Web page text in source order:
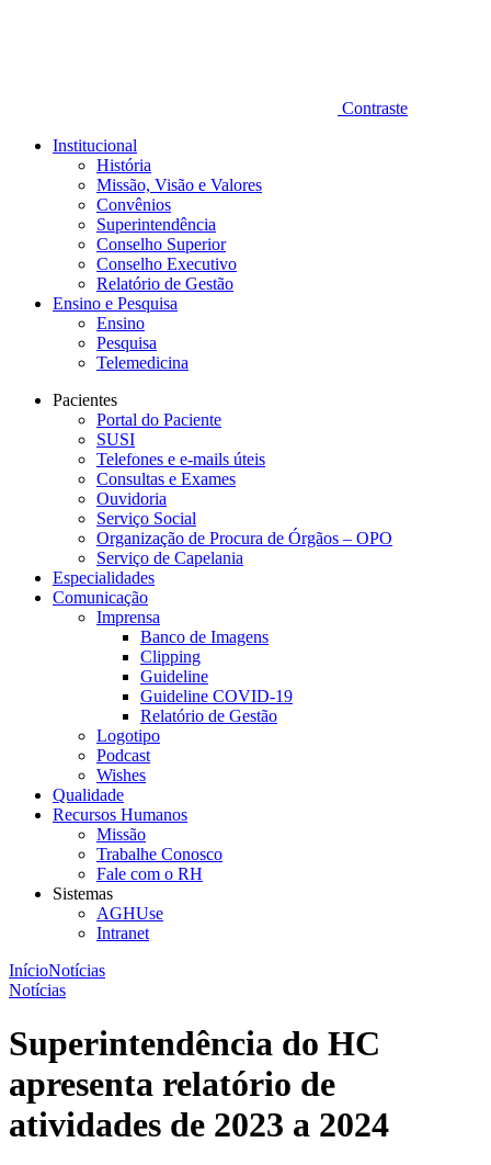
Contraste
Institucional
História
Missão, Visão e Valores
Convênios
Superintendência
Conselho Superior
Conselho Executivo
Relatório de Gestão
Ensino e Pesquisa
Ensino
Pesquisa
Telemedicina
Pacientes
Portal do Paciente
SUSI
Telefones e e-mails úteis
Consultas e Exames
Ouvidoria
Serviço Social
Organização de Procura de Órgãos – OPO
Serviço de Capelania
Especialidades
Comunicação
Imprensa
Banco de Imagens
Clipping
Guideline
Guideline COVID-19
Relatório de Gestão
Logotipo
Podcast
Wishes
Qualidade
Recursos Humanos
Missão
Trabalhe Conosco
Fale com o RH
Sistemas
AGHUse
Intranet
InícioNotícias
Notícias
Superintendência do HC
apresenta relatório de
atividades de 2023 a 2024